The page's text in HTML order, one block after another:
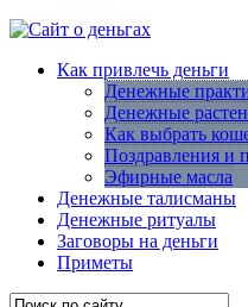
Как привлечь деньги
Денежные
Денежные
Как выбрать
Поздравления и
Эфирные масла
Денежные талисманы
Денежные ритуалы
Заговоры на деньги
Приметы